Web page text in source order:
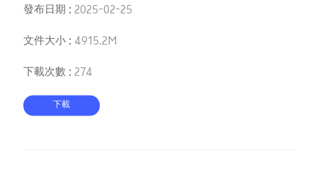
發布日期 :2025-02-25
文件大小: 4915.2M
下載次數:274
下載